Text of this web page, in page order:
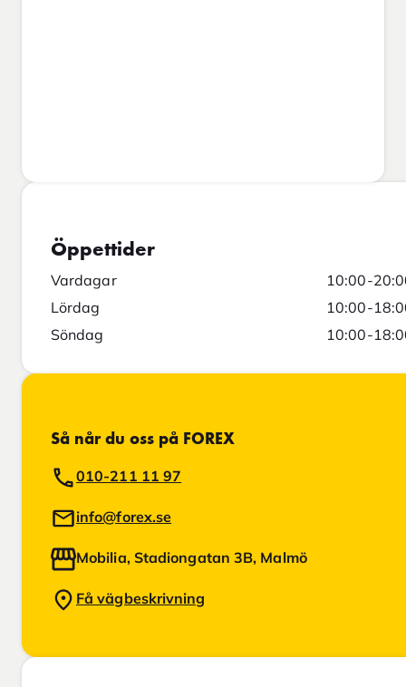
Öppettider
Vardagar
10:00-
Lördag
10:00-
Söndag
10:00-
Så når du oss på FOREX
010-211 11 97
info@forex.se
Mobilia, Stadiongatan 3B, Malmö
Få vägbeskrivning